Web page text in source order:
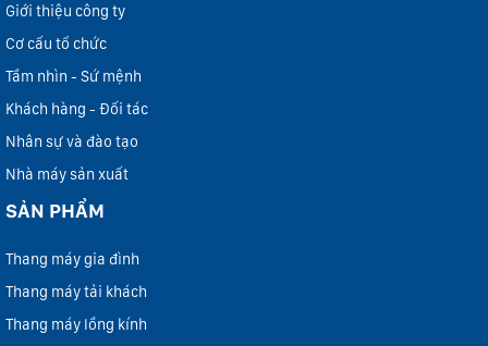
Giới thiệu công ty
Cơ cấu tổ chức
Tầm nhìn - Sứ mệnh
Khách hàng - Đối tác
Nhân sự và đào tạo
Nhà máy sản xuất
SẢN PHẨM
Thang máy gia đình
Thang máy tải khách
Thang máy lồng kính